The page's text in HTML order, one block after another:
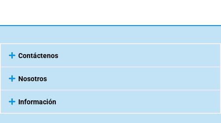
Contáctenos
Nosotros
Información